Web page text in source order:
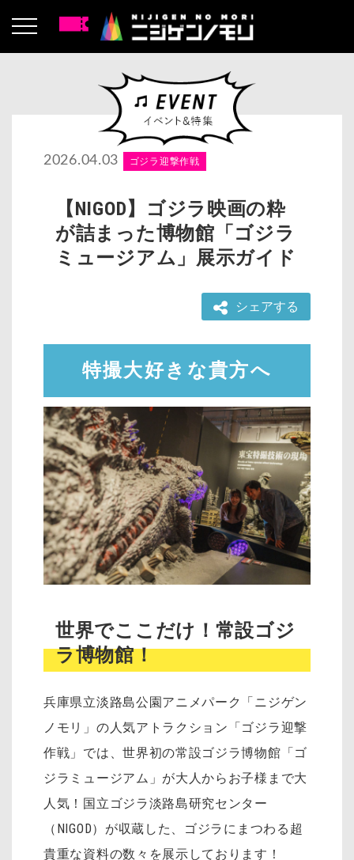
2026.04.03 ゴジラ迎撃作戦
【NIGOD】ゴジラ映画の粋
が詰まった博物館「ゴジラ
ミュージアム」展示ガイド
シェアする
特撮大好きな貴方へ
世界でここだけ！常設ゴジ
ラ博物館！
兵庫県立淡路島公園アニメパーク「ニジゲン
ノモリ」の人気アトラクション「ゴジラ迎撃
作戦」では、世界初の常設ゴジラ博物館「ゴ
ジラミュージアム」が大人からお子様まで大
人気！国立ゴジラ淡路島研究センター
（NIGOD）が収蔵した、ゴジラにまつわる超
貴重な資料の数々を展示しております！